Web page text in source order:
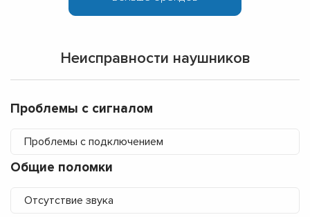
Неисправности наушников
Проблемы с сигналом
Проблемы с подключением
Общие поломки
Отсутствие звука